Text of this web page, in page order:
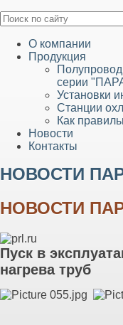
О компании
Продукция
серии
Установки
Станции
Как
Новости
Контакты
НОВОСТИ
НОВОСТИ
Пуск в
нагрева труб